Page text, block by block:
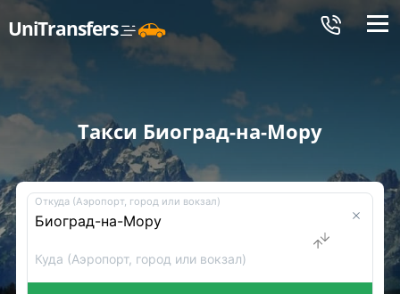
UniTransfers Меню
Такси Биоград-на-Мору
Откуда (Аэропорт, город или вокзал)
Куда (Аэропорт, город или вокзал)